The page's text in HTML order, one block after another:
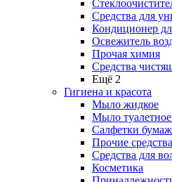
Средства для
Кондиционер
Освежитель
Прочая химия
Средства
Ещё 2
Гигиена и красота
Мыло жидкое
Мыло туалетное
Салфетки
Прочие
Средства для
Косметика